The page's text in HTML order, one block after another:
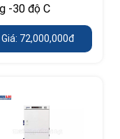
-30 độ C
Giá: 72,000,000đ